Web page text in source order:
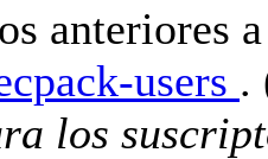
anteriores
users .
los